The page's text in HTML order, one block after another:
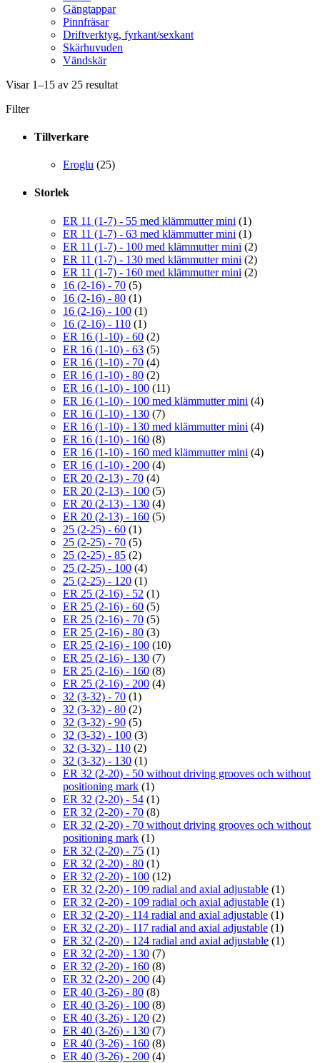
Gängtappar
Pinnfräsar
Driftverktyg, fyrkant/sexkant
Skärhuvuden
Vändskär
Visar 1–15 av 25 resultat
Filter
Tillverkare
Eroglu (25)
Storlek
ER 11 (1-7) - 55 med klämmutter mini (1)
ER 11 (1-7) - 63 med klämmutter mini (1)
ER 11 (1-7) - 100 med klämmutter mini (2)
ER 11 (1-7) - 130 med klämmutter mini (2)
ER 11 (1-7) - 160 med klämmutter mini (2)
16 (2-16) - 70 (5)
16 (2-16) - 80 (1)
16 (2-16) - 100 (1)
16 (2-16) - 110 (1)
ER 16 (1-10) - 60 (2)
ER 16 (1-10) - 63 (5)
ER 16 (1-10) - 70 (4)
ER 16 (1-10) - 80 (2)
ER 16 (1-10) - 100 (11)
ER 16 (1-10) - 100 med klämmutter mini (4)
ER 16 (1-10) - 130 (7)
ER 16 (1-10) - 130 med klämmutter mini (4)
ER 16 (1-10) - 160 (8)
ER 16 (1-10) - 160 med klämmutter mini (4)
ER 16 (1-10) - 200 (4)
ER 20 (2-13) - 70 (4)
ER 20 (2-13) - 100 (5)
ER 20 (2-13) - 130 (4)
ER 20 (2-13) - 160 (5)
25 (2-25) - 60 (1)
25 (2-25) - 70 (5)
25 (2-25) - 85 (2)
25 (2-25) - 100 (4)
25 (2-25) - 120 (1)
ER 25 (2-16) - 52 (1)
ER 25 (2-16) - 60 (5)
ER 25 (2-16) - 70 (5)
ER 25 (2-16) - 80 (3)
ER 25 (2-16) - 100 (10)
ER 25 (2-16) - 130 (7)
ER 25 (2-16) - 160 (8)
ER 25 (2-16) - 200 (4)
32 (3-32) - 70 (1)
32 (3-32) - 80 (2)
32 (3-32) - 90 (5)
32 (3-32) - 100 (3)
32 (3-32) - 110 (2)
32 (3-32) - 130 (1)
ER 32 (2-20) - 50 without driving grooves och without
positioning mark (1)
ER 32 (2-20) - 54 (1)
ER 32 (2-20) - 70 (8)
ER 32 (2-20) - 70 without driving grooves och without
positioning mark (1)
ER 32 (2-20) - 75 (1)
ER 32 (2-20) - 80 (1)
ER 32 (2-20) - 100 (12)
ER 32 (2-20) - 109 radial and axial adjustable (1)
ER 32 (2-20) - 109 radial och axial adjustable (1)
ER 32 (2-20) - 114 radial and axial adjustable (1)
ER 32 (2-20) - 117 radial and axial adjustable (1)
ER 32 (2-20) - 124 radial and axial adjustable (1)
ER 32 (2-20) - 130 (7)
ER 32 (2-20) - 160 (8)
ER 32 (2-20) - 200 (4)
ER 40 (3-26) - 80 (8)
ER 40 (3-26) - 100 (8)
ER 40 (3-26) - 120 (2)
ER 40 (3-26) - 130 (7)
ER 40 (3-26) - 160 (8)
ER 40 (3-26) - 200 (4)